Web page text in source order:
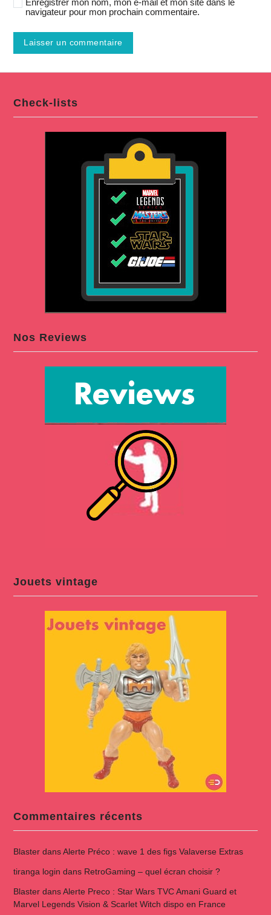
Enregistrer mon nom, mon e-mail et mon site dans le
navigateur pour mon prochain commentaire.
Check-lists
Nos Reviews
Jouets vintage
Commentaires récents
BlasterdansAlerte Préco : wave 1 des figs Valaverse Extras
tiranga login dans RetroGaming – quel écran choisir ?
BlasterdansAlerte Preco : Star Wars TVC Amani Guard et
Marvel Legends Vision & Scarlet Witch dispo en France